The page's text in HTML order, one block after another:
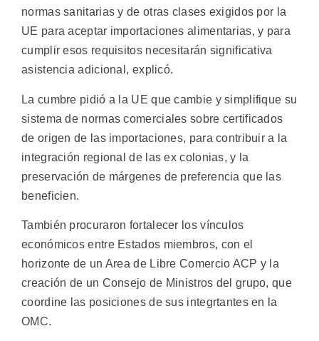
normas sanitarias y de otras clases exigidos por la
UE para aceptar importaciones alimentarias, y para
cumplir esos requisitos necesitarán significativa
asistencia adicional, explicó.
La cumbre pidió a la UE que cambie y simplifique su
sistema de normas comerciales sobre certificados
de origen de las importaciones, para contribuir a la
integración regional de las ex colonias, y la
preservación de márgenes de preferencia que las
beneficien.
También procuraron fortalecer los vínculos
económicos entre Estados miembros, con el
horizonte de un Area de Libre Comercio ACP y la
creación de un Consejo de Ministros del grupo, que
coordine las posiciones de sus integrtantes en la
OMC.